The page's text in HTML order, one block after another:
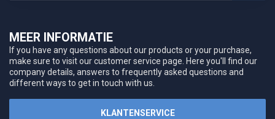
MEER INFORMATIE
If you have any questions about our products or your purchase,
make sure to visit our customer service page. Here you'll find our
company details, answers to frequently asked questions and
different ways to get in touch with us.
KLANTENSERVICE